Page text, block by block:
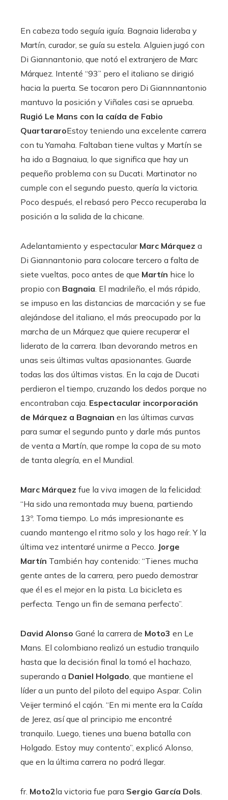
En cabeza todo seguía iguía. Bagnaia lideraba y
Martín, curador, se guía su estela. Alguien jugó con
Di Giannantonio, que notó el extranjero de Marc
Márquez. Intenté “93” pero el italiano se dirigió
hacia la puerta. Se tocaron pero Di Giannnantonio
mantuvo la posición y Viñales casi se aprueba.
Rugió Le Mans con la caída de Fabio
QuartararoEstoy teniendo una excelente carrera
con tu Yamaha. Faltaban tiene vultas y Martín se
ha ido a Bagnaiua, lo que significa que hay un
pequeño problema con su Ducati. Martinator no
cumple con el segundo puesto, quería la victoria.
Poco después, el rebasó pero Pecco recuperaba la
posición a la salida de la chicane.
Adelantamiento y espectacular Marc Márquez a
Di Giannantonio para colocare tercero a falta de
siete vueltas, poco antes de que Martín hice lo
propio con Bagnaia. El madrileño, el más rápido,
se impuso en las distancias de marcación y se fue
alejándose del italiano, el más preocupado por la
marcha de un Márquez que quiere recuperar el
liderato de la carrera. Iban devorando metros en
unas seis últimas vultas apasionantes. Guarde
todas las dos últimas vistas. En la caja de Ducati
perdieron el tiempo, cruzando los dedos porque no
encontraban caja. Espectacular incorporación
de Márquez a Bagnaian en las últimas curvas
para sumar el segundo punto y darle más puntos
de venta a Martín, que rompe la copa de su moto
de tanta alegría, en el Mundial.
Marc Márquez fue la viva imagen de la felicidad:
“Ha sido una remontada muy buena, partiendo
13º. Toma tiempo. Lo más impresionante es
cuando mantengo el ritmo solo y los hago reír. Y la
última vez intentaré unirme a Pecco. Jorge
Martín También hay contenido: “Tienes mucha
gente antes de la carrera, pero puedo demostrar
que él es el mejor en la pista. La bicicleta es
perfecta. Tengo un fin de semana perfecto”.
David Alonso Gané la carrera de Moto3 en Le
Mans. El colombiano realizó un estudio tranquilo
hasta que la decisión final la tomó el hachazo,
superando a Daniel Holgado, que mantiene el
líder a un punto del piloto del equipo Aspar. Colin
Veijer terminó el cajón. “En mi mente era la Caída
de Jerez, así que al principio me encontré
tranquilo. Luego, tienes una buena batalla con
Holgado. Estoy muy contento”, explicó Alonso,
que en la última carrera no podrá llegar.
fr. Moto2la victoria fue para Sergio García Dols.